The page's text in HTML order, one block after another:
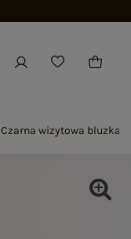
Czarna wizytowa bluzka